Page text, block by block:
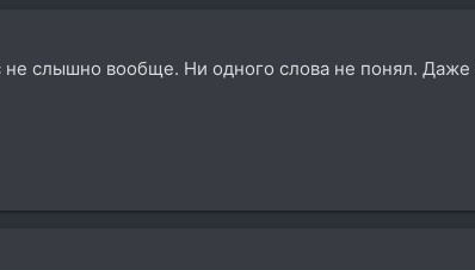
слышно вообще. Ни одного слова не понял. Даже